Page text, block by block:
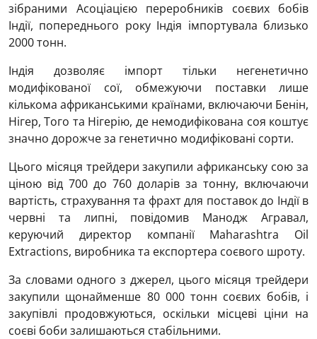
зібраними Асоціацією переробників соєвих бобів
Індії, попереднього року Індія імпортувала близько
2000 тонн.
Індія дозволяє імпорт тільки негенетично
модифікованої сої, обмежуючи поставки лише
кількома африканськими країнами, включаючи Бенін,
Нігер, Того та Нігерію, де немодифікована соя коштує
значно дорожче за генетично модифіковані сорти.
Цього місяця трейдери закупили африканську сою за
ціною від 700 до 760 доларів за тонну, включаючи
вартість, страхування та фрахт для поставок до Індії в
червні та липні, повідомив Манодж Агравал,
керуючий директор компанії Maharashtra Oil
Extractions, виробника та експортера соєвого шроту.
За словами одного з джерел, цього місяця трейдери
закупили щонайменше 80 000 тонн соєвих бобів, і
закупівлі продовжуються, оскільки місцеві ціни на
соєві боби залишаються стабільними.